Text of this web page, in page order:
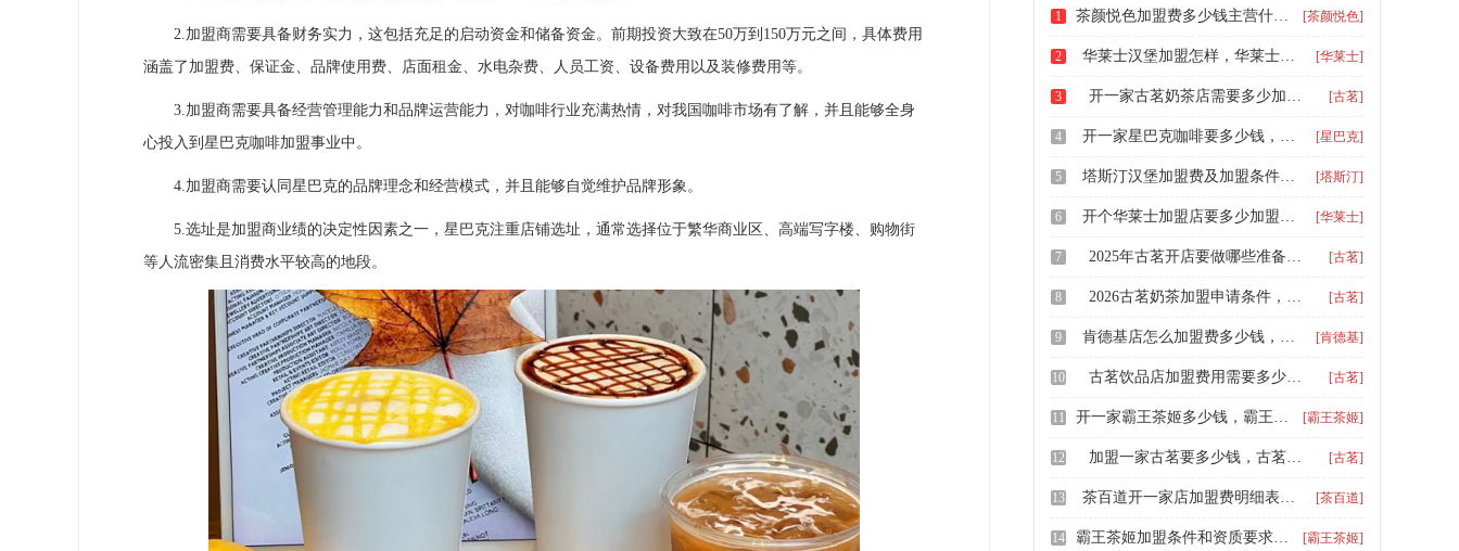
2.加盟商需要具备财务实力，这包括充足的启动资金和储备资金。前期投资大致在50万到150万元之间，具体费用
涵盖了加盟费、保证金、品牌使用费、店面租金、水电杂费、人员工资、设备费用以及装修费用等。
3.加盟商需要具备经营管理能力和品牌运营能力，对咖啡行业充满热情，对我国咖啡市场有了解，并且能够全身
心投入到星巴克咖啡加盟事业中。
4.加盟商需要认同星巴克的品牌理念和经营模式，并且能够自觉维护品牌形象。
5.选址是加盟商业绩的决定性因素之一，星巴克注重店铺选址，通常选择位于繁华商业区、高端写字楼、购物街
等人流密集且消费水平较高的地段。
1 茶颜悦色加盟费多少钱主营什么，茶颜悦色单店加盟费需要多少 [茶颜悦色]
2 华莱士汉堡加盟怎样，华莱士西式汉堡加盟费要多少钱 [华莱士]
3 开一家古茗奶茶店需要多少加盟费，加盟古茗奶茶大概要多少钱 [古茗]
4 开一家星巴克咖啡要多少钱，2026年星巴克咖啡品牌加盟费 [星巴克]
5 塔斯汀汉堡加盟费及加盟条件2024，开—家塔斯汀中式汉堡需要多少钱 [塔斯汀]
6 开个华莱士加盟店要多少加盟费，华莱士在县城加盟费 [华莱士]
7 2025年古茗开店要做哪些准备，加盟古茗奶茶店需要投资多少 [古茗]
8 2026古茗奶茶加盟申请条件，奶茶店加盟什么品牌比较好 [古茗]
9 肯德基店怎么加盟费多少钱，肯德基加盟要求都有哪些 [肯德基]
10 古茗饮品店加盟费用需要多少钱，古茗奶茶店加盟费用大概多少2025 [古茗]
11 开一家霸王茶姬多少钱，霸王茶姬加盟费及条件 [霸王茶姬]
12 加盟一家古茗要多少钱，古茗加盟一家奶茶店需要多少加盟费用 [古茗]
13 茶百道开一家店加盟费明细表（2025），茶百道加盟费用大约多少钱 [茶百道]
14 霸王茶姬加盟条件和资质要求是什么，奶茶店霸王茶姬加盟费多少钱 [霸王茶姬]